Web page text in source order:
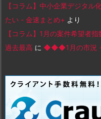
【コラム】中小企業デジタル
たい - 金速まとめ+ より
【コラム】1月の案件希望者
過去最高 に ◆◆◆1月の市況